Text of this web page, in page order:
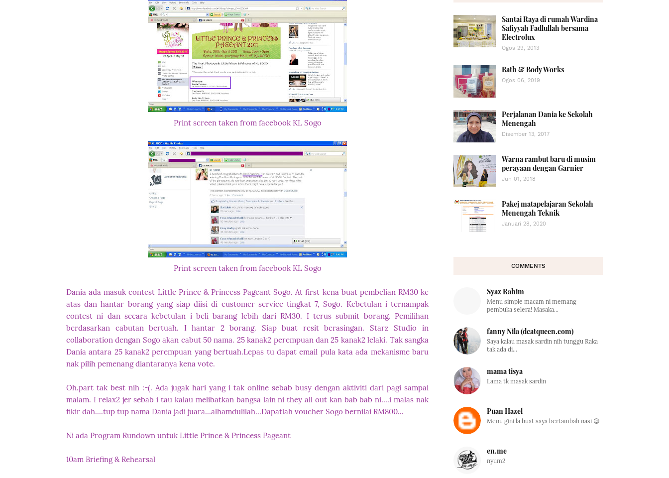
Print screen taken from facebook KL Sogo
Print screen taken from facebook KL Sogo
Dania ada masuk contest Little Prince & Princess Pageant Sogo. At first kena buat pembelian RM30 ke
atas dan hantar borang yang siap diisi di customer service tingkat 7, Sogo. Kebetulan i ternampak
contest ni dan secara kebetulan i beli barang lebih dari RM30. I terus submit borang. Pemilihan
berdasarkan cabutan bertuah. I hantar 2 borang. Siap buat resit berasingan. Starz Studio in
collaboration dengan Sogo akan cabut 50 nama. 25 kanak2 perempuan dan 25 kanak2 lelaki. Tak sangka
Dania antara 25 kanak2 perempuan yang bertuah.Lepas tu dapat email pula kata ada mekanisme baru
nak pilih pemenang diantaranya kena vote.
Oh.part tak best nih :-(. Ada jugak hari yang i tak online sebab busy dengan aktiviti dari pagi sampai
malam. I relax2 jer sebab i tau kalau melibatkan bangsa lain ni they all out kan bab bab ni....i malas nak
fikir dah....tup tup nama Dania jadi juara...alhamdulilah...Dapatlah voucher Sogo bernilai RM800...
Ni ada Program Rundown untuk Little Prince & Princess Pageant
10am Briefing & Rehearsal
Santai Raya di rumah Wardina
Safiyyah Fadlullah bersama
Electrolux
Ogos 29, 2013
Bath & Body Works
Ogos 06, 2019
Perjalanan Dania ke Sekolah
Menengah
Disember 13, 2017
Warna rambut baru di musim
perayaan dengan Garnier
Jun 01, 2018
Pakej matapelajaran Sekolah
Menengah Teknik
Januari 28, 2020
COMMENTS
Syaz Rahim
Menu simple macam ni memang
pembuka selera! Masaka...
fanny Nila (dcatqueen.com)
Saya kalau masak sardin nih tunggu Raka
tak ada di...
mama tisya
Lama tk masak sardin
Puan Hazel
Menu gini la buat saya bertambah nasi 😋
en.me
nyum2